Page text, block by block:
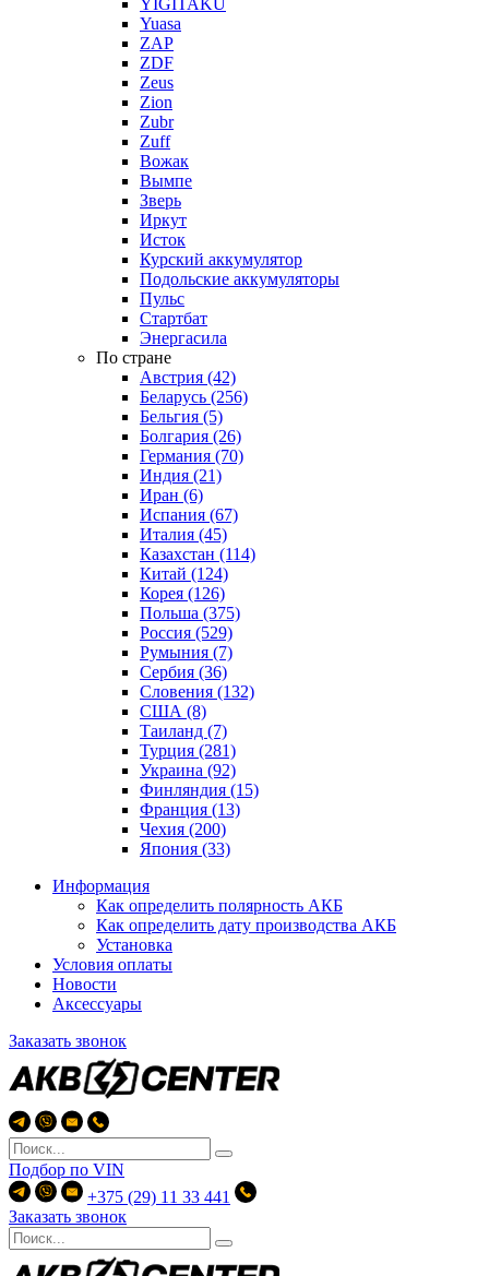
YIGITAKU
Yuasa
ZAP
ZDF
Zeus
Zion
Zubr
Zuff
Вожак
Вымпе
Зверь
Иркут
Исток
Курский аккумулятор
Подольские аккумуляторы
Пульс
Стартбат
Энергасила
По стране
Австрия (42)
Беларусь (256)
Бельгия (5)
Болгария (26)
Германия (70)
Индия (21)
Иран (6)
Испания (67)
Италия (45)
Казахстан (114)
Китай (124)
Корея (126)
Польша (375)
Россия (529)
Румыния (7)
Сербия (36)
Словения (132)
США (8)
Таиланд (7)
Турция (281)
Украина (92)
Финляндия (15)
Франция (13)
Чехия (200)
Япония (33)
Информация
Как определить полярность АКБ
Как определить дату производства АКБ
Установка
Условия оплаты
Новости
Аксессуары
Заказать звонок
Подбор по VIN
+375 (29) 11 33 441
Заказать звонок